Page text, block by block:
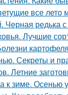
все лето
Черная
Лучшие
картофеля
Секреты и
Летние
к зиме.